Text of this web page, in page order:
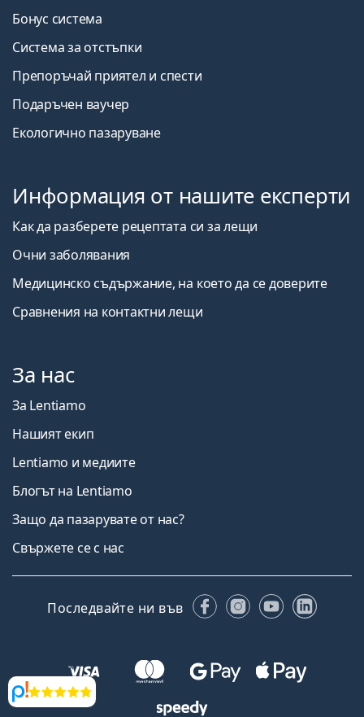
Прегледи
Бонус система
Система за отстъпки
Препоръчай приятел и спести
Подаръчен ваучер
Екологично пазаруване
Информация от нашите експерти
Как да разберете рецептата си за лещи
Очни заболявания
Медицинско съдържание, на което да се доверите
Сравнения на контактни лещи
За нас
За Lentiamo
Нашият екип
Lentiamo и медиите
Блогът на Lentiamo
Защо да пазарувате от нас?
Свържете се с нас
Последвайте ни във FacebookInstagram
YouTube